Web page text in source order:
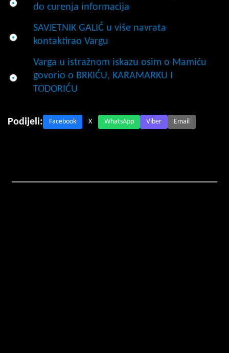
do curenja informacija
SAVJETNIK GALIĆ u više navrata
kontaktirao Vargu
Varga u istražnom iskazu osim o Mamiću
govorio o BRKIĆU, KARAMARKU I
TODORIĆU
Podijeli: Facebook X WhatsApp Viber Email